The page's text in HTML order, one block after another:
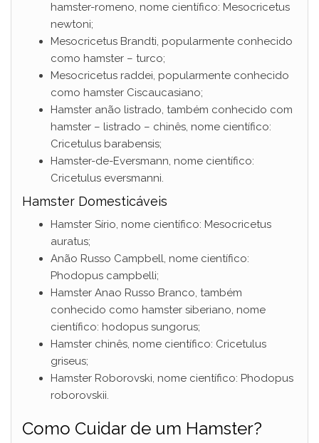
hamster-romeno, nome científico: Mesocricetus
newtoni;
Mesocricetus Brandti, popularmente conhecido
como hamster – turco;
Mesocricetus raddei, popularmente conhecido
como hamster Ciscaucasiano;
Hamster anão listrado, também conhecido com
hamster – listrado – chinês, nome científico:
Cricetulus barabensis;
Hamster-de-Eversmann, nome científico:
Cricetulus eversmanni.
Hamster Domesticáveis
Hamster Sírio, nome científico: Mesocricetus
auratus;
Anão Russo Campbell, nome científico:
Phodopus campbelli;
Hamster Anao Russo Branco, também
conhecido como hamster siberiano, nome
científico: hodopus sungorus;
Hamster chinês, nome científico: Cricetulus
griseus;
Hamster Roborovski, nome científico: Phodopus
roborovskii.
Como Cuidar de um Hamster?